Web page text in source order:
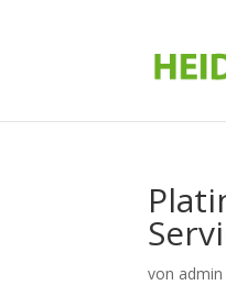
von admin